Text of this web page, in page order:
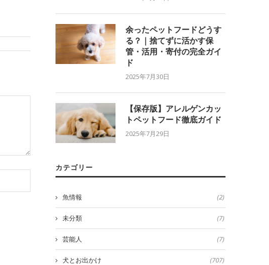
余ったペットフードどうす
る？｜捨てずに活かす保
管・活用・寄付の完全ガイ
ド
2025年7月30日
【保存版】アレルゲンカッ
トペットフード徹底ガイド
2025年7月29日
カテゴリー
魚情報 (2)
未分類 (7)
芸能人 (7)
犬とお出かけ (707)